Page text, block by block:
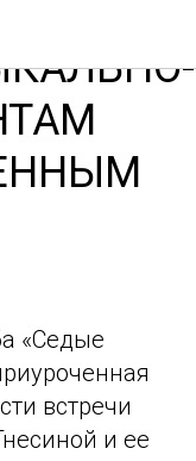
«Седые
встречи
и ее